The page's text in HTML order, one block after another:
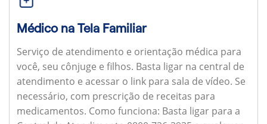
Médico na Tela Familiar
Serviço de atendimento e orientação médica para
você, seu cônjuge e filhos. Basta ligar na central de
atendimento e acessar o link para sala de vídeo. Se
necessário, com prescrição de receitas para
medicamentos. Como funciona: Basta ligar para a